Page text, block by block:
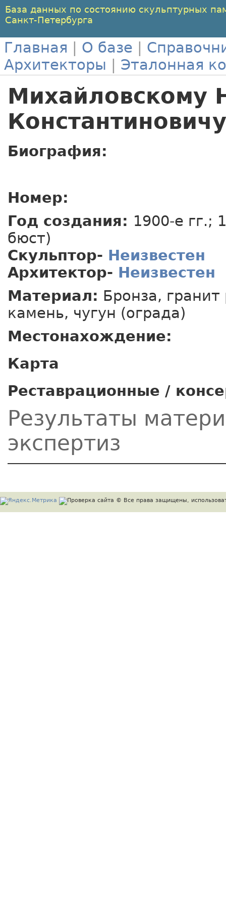
База данных по состоянию скульптурных
Санкт-Петербурга
Главная О базе
Архитекторы
Эталонная
Михайловскому
Константиновичу
Биография:
Номер:
Год создания: 1900-е гг.;
бюст)
Скульптор- Неизвестен
Архитектор- Неизвестен
Материал: Бронза,
камень, чугун (ограда)
Местонахождение:
Карта
Реставрационные /
Результаты
экспертиз
© Все права защищены,